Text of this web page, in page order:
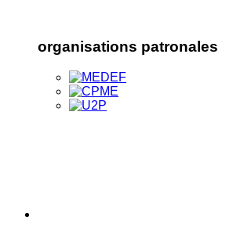
organisations patronales